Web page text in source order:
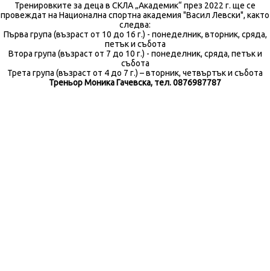
Тренировките за деца в СКЛА „Академик“ през 2022 г. ще се
провеждат на Национална спортна академия "Васил Левски", както
следва:
Първа група (възраст от 10 до 16 г.) - понеделник, вторник, сряда,
петък и събота
Втора група (възраст от 7 до 10 г.) - понеделник, сряда, петък и
събота
Трета група (възраст от 4 до 7 г.) – вторник, четвъртък и събота
Треньор Моника Гачевска, тел. 0876987787